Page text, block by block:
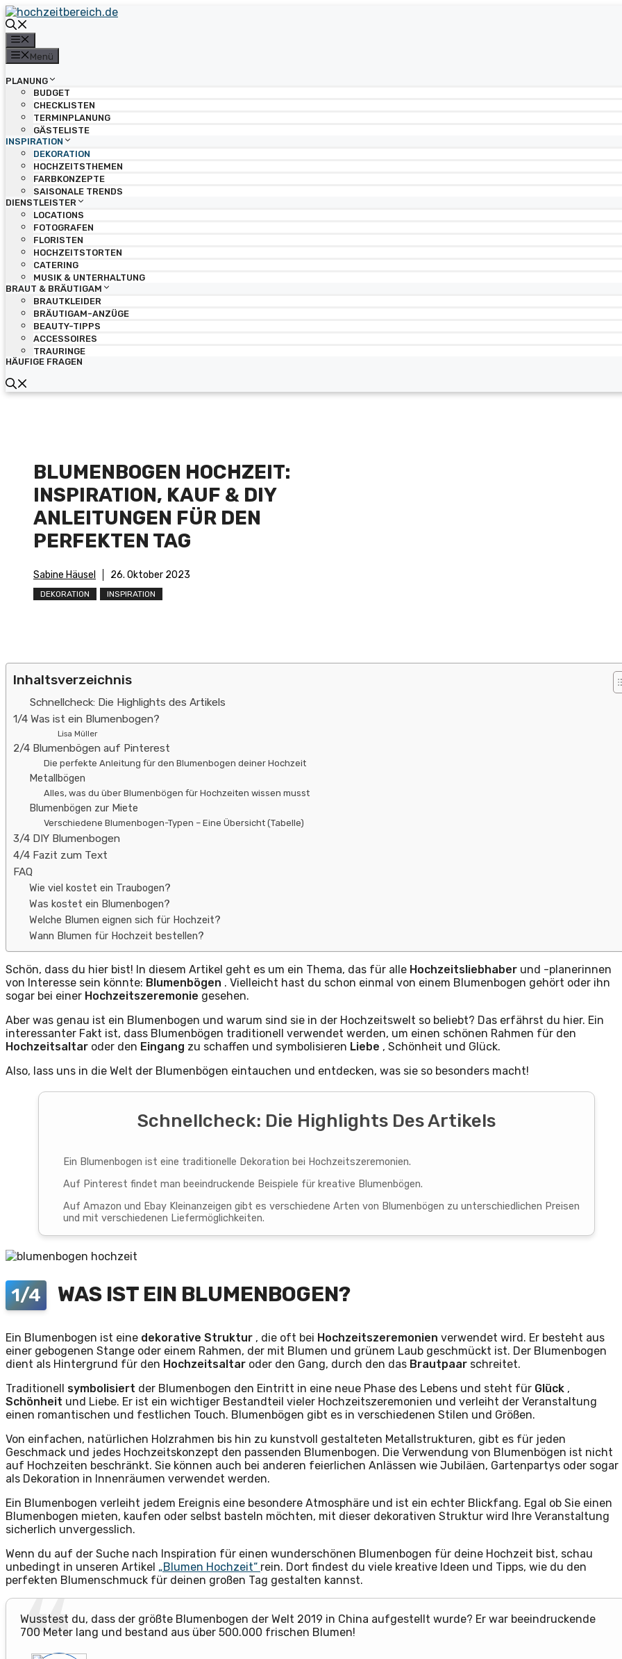
Zum
Inhalt
springen
Menü
PLANUNG
BUDGET
CHECKLISTEN
TERMINPLANUNG
GÄSTELISTE
INSPIRATION
DEKORATION
HOCHZEITSTHEMEN
FARBKONZEPTE
SAISONALE TRENDS
DIENSTLEISTER
LOCATIONS
FOTOGRAFEN
FLORISTEN
HOCHZEITSTORTEN
CATERING
MUSIK & UNTERHALTUNG
BRAUT & BRÄUTIGAM
BRAUTKLEIDER
BRÄUTIGAM-ANZÜGE
BEAUTY-TIPPS
ACCESSOIRES
TRAURINGE
HÄUFIGE FRAGEN
BLUMENBOGEN HOCHZEIT:
INSPIRATION, KAUF & DIY
ANLEITUNGEN FÜR DEN
PERFEKTEN TAG
Sabine Häusel 26. Oktober 2023
DEKORATION INSPIRATION
Inhaltsverzeichnis
Schnellcheck: Die Highlights des Artikels
1/4 Was ist ein Blumenbogen?
Lisa Müller
2/4 Blumenbögen auf Pinterest
Die perfekte Anleitung für den Blumenbogen deiner Hochzeit
Metallbögen
Alles, was du über Blumenbögen für Hochzeiten wissen musst
Blumenbögen zur Miete
Verschiedene Blumenbogen-Typen – Eine Übersicht (Tabelle)
3/4 DIY Blumenbogen
4/4 Fazit zum Text
FAQ
Wie viel kostet ein Traubogen?
Was kostet ein Blumenbogen?
Welche Blumen eignen sich für Hochzeit?
Wann Blumen für Hochzeit bestellen?
Schön, dass du hier bist! In diesem Artikel geht es um ein Thema, das für alle Hochzeitsliebhaber und -planerinnen
von Interesse sein könnte: Blumenbögen . Vielleicht hast du schon einmal von einem Blumenbogen gehört oder ihn
sogar bei einer Hochzeitszeremonie gesehen.
Aber was genau ist ein Blumenbogen und warum sind sie in der Hochzeitswelt so beliebt? Das erfährst du hier. Ein
interessanter Fakt ist, dass Blumenbögen traditionell verwendet werden, um einen schönen Rahmen für den
Hochzeitsaltar oder den Eingang zu schaffen und symbolisieren Liebe , Schönheit und Glück.
Also, lass uns in die Welt der Blumenbögen eintauchen und entdecken, was sie so besonders macht!
Schnellcheck: Die Highlights Des Artikels
Ein Blumenbogen ist eine traditionelle Dekoration bei Hochzeitszeremonien.
Auf Pinterest findet man beeindruckende Beispiele für kreative Blumenbögen.
Auf Amazon und Ebay Kleinanzeigen gibt es verschiedene Arten von Blumenbögen zu unterschiedlichen Preisen
und mit verschiedenen Liefermöglichkeiten.
1/4 WAS IST EIN BLUMENBOGEN?
Ein Blumenbogen ist eine dekorative Struktur , die oft bei Hochzeitszeremonien verwendet wird. Er besteht aus
einer gebogenen Stange oder einem Rahmen, der mit Blumen und grünem Laub geschmückt ist. Der Blumenbogen
dient als Hintergrund für den Hochzeitsaltar oder den Gang, durch den das Brautpaar schreitet.
Traditionell symbolisiert der Blumenbogen den Eintritt in eine neue Phase des Lebens und steht für Glück ,
Schönheit und Liebe. Er ist ein wichtiger Bestandteil vieler Hochzeitszeremonien und verleiht der Veranstaltung
einen romantischen und festlichen Touch. Blumenbögen gibt es in verschiedenen Stilen und Größen.
Von einfachen, natürlichen Holzrahmen bis hin zu kunstvoll gestalteten Metallstrukturen, gibt es für jeden
Geschmack und jedes Hochzeitskonzept den passenden Blumenbogen. Die Verwendung von Blumenbögen ist nicht
auf Hochzeiten beschränkt. Sie können auch bei anderen feierlichen Anlässen wie Jubiläen, Gartenpartys oder sogar
als Dekoration in Innenräumen verwendet werden.
Ein Blumenbogen verleiht jedem Ereignis eine besondere Atmosphäre und ist ein echter Blickfang. Egal ob Sie einen
Blumenbogen mieten, kaufen oder selbst basteln möchten, mit dieser dekorativen Struktur wird Ihre Veranstaltung
sicherlich unvergesslich.
Wenn du auf der Suche nach Inspiration für einen wunderschönen Blumenbogen für deine Hochzeit bist, schau
unbedingt in unseren Artikel „Blumen Hochzeit“ rein. Dort findest du viele kreative Ideen und Tipps, wie du den
perfekten Blumenschmuck für deinen großen Tag gestalten kannst.
Wusstest du, dass der größte Blumenbogen der Welt 2019 in China aufgestellt wurde? Er war beeindruckende
700 Meter lang und bestand aus über 500.000 frischen Blumen!